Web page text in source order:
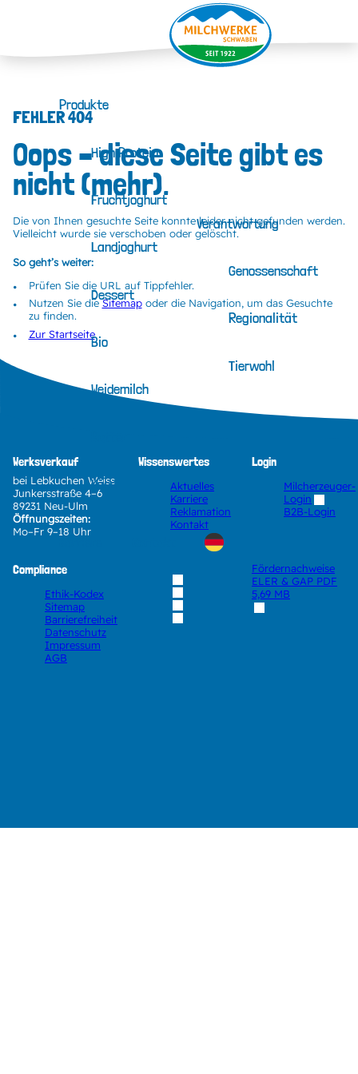
Produkte
High Protein
Fruchtjoghurt
Landjoghurt
Dessert
Bio
Weidemilch
Käse
Verantwortung
Genossenschaft
Regionalität
Tierwohl
FEHLER 404
Oops – diese Seite gibt es
nicht (mehr).
Die von Ihnen gesuchte Seite konnte leider nicht gefunden werden.
Vielleicht wurde sie verschoben oder gelöscht.
So geht’s weiter:
Prüfen Sie die URL auf Tippfehler.
Nutzen Sie dieSitemapoder die Navigation, um das Gesuchte
zu finden.
Zur Startseite
Werksverkauf
bei Lebkuchen Weiss
Junkersstraße 4–6
89231 Neu-Ulm
Öffnungszeiten:
Mo–Fr 9–18 Uhr
Wissenswertes
Aktuelles
Karriere
Reklamation
Kontakt
Login
Milcherzeuger-
Login
B2B-Login
Compliance
Ethik-Kodex
Sitemap
Barrierefreiheit
Datenschutz
Impressum
AGB
Fördernachweise
ELER & GAP PDF
5,69 MB